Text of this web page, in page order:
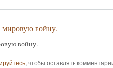
войну.
войну.
, чтобы оставлять